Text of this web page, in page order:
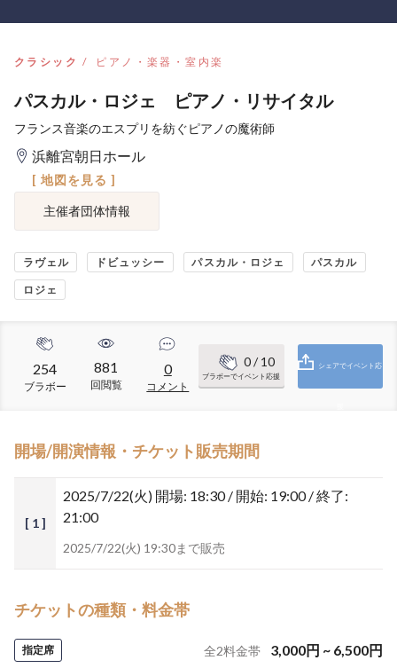
クラシック ピアノ・楽器・室内楽
パスカル・ロジェ ピアノ・リサイタル
フランス音楽のエスプリを紡ぐピアノの魔術師
浜離宮朝日ホール
[ 地図を見る ]
主催者団体情報
ラヴェル ドビュッシー パスカル・ロジェ パスカル
ロジェ
254
ブラボー
881
回閲覧
0
コメント
0/ 10
ブラボーでイベント応援
シェアでイベント応
開場/開演情報・チケット販売期間
[ 1 ]
2025/7/22(火) 開場: 18:30 / 開始: 19:00 / 終了:
21:00
2025/7/22(火) 19:30まで販売
チケットの種類・料金帯
指定席 全2料金帯 3,000円 ~ 6,500円